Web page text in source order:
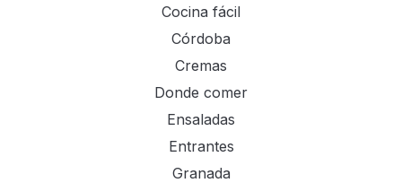
Cocina fácil
Córdoba
Cremas
Donde comer
Ensaladas
Entrantes
Granada